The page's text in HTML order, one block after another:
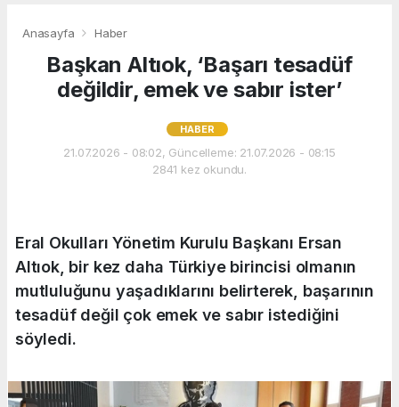
Anasayfa Haber
Başkan Altıok, ‘Başarı tesadüf
değildir, emek ve sabır ister’
HABER
21.07.2026 - 08:02, Güncelleme: 21.07.2026 - 08:15
2841 kez okundu.
Eral Okulları Yönetim Kurulu Başkanı Ersan
Altıok, bir kez daha Türkiye birincisi olmanın
mutluluğunu yaşadıklarını belirterek, başarının
tesadüf değil çok emek ve sabır istediğini
söyledi.